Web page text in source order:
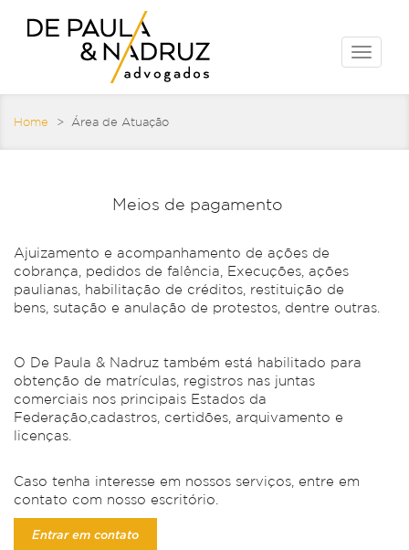
Toggle
Home > Área de Atuação
Meios de pagamento
Ajuizamento e acompanhamento de ações de
cobrança, pedidos de falência, Execuções, ações
paulianas, habilitação de créditos, restituição de
bens, sutação e anulação de protestos, dentre outras.
O De Paula & Nadruz também está habilitado para
obtenção de matrículas, registros nas juntas
comerciais nos principais Estados da
Federação,cadastros, certidões, arquivamento e
licenças.
Caso tenha interesse em nossos serviços, entre em
contato com nosso escritório.
Entrar em contato